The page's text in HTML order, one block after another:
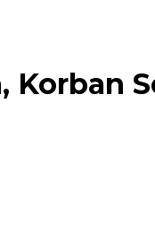
Korban